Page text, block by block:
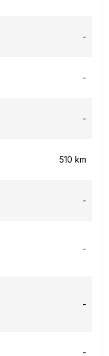
-
-
-
510 km
-
-
-
-